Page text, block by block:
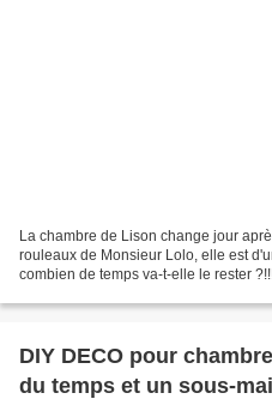
La chambre de Lison change jour
rouleaux de Monsieur Lolo, elle est
combien de temps va-t-elle le rester
DIY DECO pour
du temps et un sous-